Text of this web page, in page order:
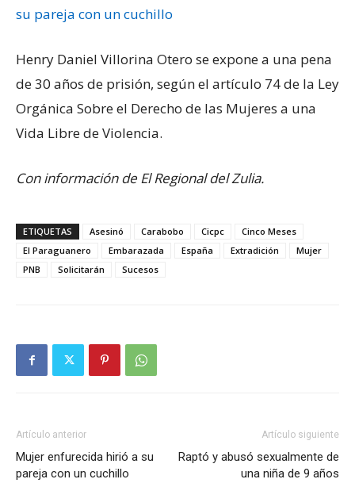
su pareja con un cuchillo
Henry Daniel Villorina Otero se expone a una pena
de 30 años de prisión, según el artículo 74 de la Ley
Orgánica Sobre el Derecho de las Mujeres a una
Vida Libre de Violencia.
Con información de El Regional del Zulia.
ETIQUETAS Asesinó Carabobo Cicpc
Cinco Meses
El Paraguanero
Embarazada España Extradición
Mujer
PNB
Solicitarán Sucesos
Artículo anterior
Mujer enfurecida hirió a su
pareja con un cuchillo
Artículo siguiente
Raptó y abusó sexualmente de
una niña de 9 años